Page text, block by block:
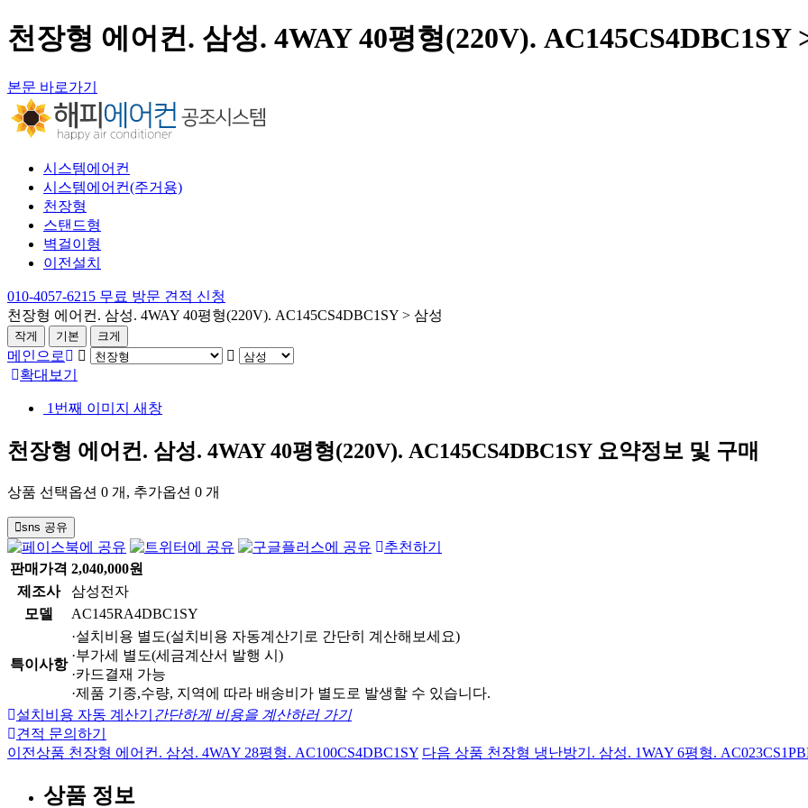
천장형 에어컨. 삼성. 4WAY 40평형(220V). AC145CS4DBC1SY
본문 바로가기
시스템에어컨
시스템에어컨(주거용)
천장형
스탠드형
벽걸이형
이전설치
010-4057-6215 무료 방문 견적 신청
천장형 에어컨. 삼성. 4WAY 40평형(220V). AC145CS4DBC1SY > 삼성
작게 기본 크게
메인으로
확대보기
1번째 이미지 새창
천장형 에어컨. 삼성. 4WAY 40평형(220V). AC145CS4DBC1SY 요약정보 및 구매
상품 선택옵션 0 개, 추가옵션 0 개
sns 공유
추천하기
판매가격 2,040,000원
제조사
삼성전자
모델
AC145RA4DBC1SY
특이사항
·설치비용 별도(설치비용 자동계산기로 간단히 계산해보세요)
·부가세 별도(세금계산서 발행 시)
·카드결재 가능
·제품 기종,수량, 지역에 따라 배송비가 별도로 발생할 수 있습니다.
설치비용 자동 계산기 간단하게 비용을 계산하러 가기
견적 문의하기
이전상품 천장형 에어컨. 삼성. 4WAY 28평형. AC100CS4DBC1SY 다음 상품 천장형 냉난방기. 삼성. 1WAY 6평형.
상품 정보